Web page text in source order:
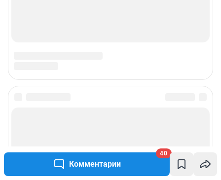
Комментарии
40